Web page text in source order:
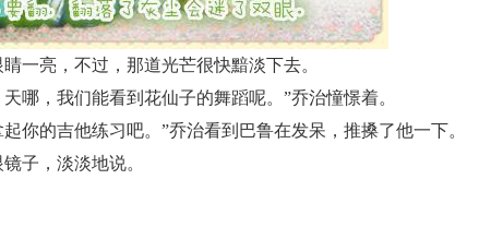
一亮，不过，那道光芒很快黯淡下去。
哪，我们能看到花仙子的舞蹈呢。”乔治憧憬着。
你的吉他练习吧。”乔治看到巴鲁在发呆，推搡了他一下。
子，淡淡地说。